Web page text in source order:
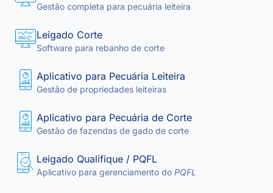
Gestão completa para pecuária leiteira
Leigado Corte
Software para rebanho de corte
Aplicativo para Pecuária Leiteira
Gestão de propriedades leiteiras
Aplicativo para Pecuária de Corte
Gestão de fazendas de gado de corte
Leigado Qualifique / PQFL
Aplicativo para gerenciamento do PQFL